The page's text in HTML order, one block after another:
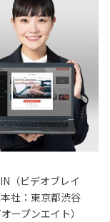
（ビデオブレイ
社：東京都渋谷
ープンエイト）